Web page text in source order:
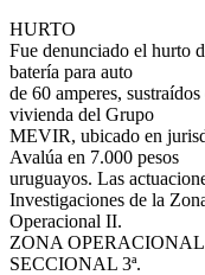
HURTO
Fue denunciado el hurto
batería para auto
de 60 amperes,
vivienda del Grupo
MEVIR, ubicado en
Avalúa en 7.000 pesos
uruguayos. Las
Investigaciones de la
Operacional II.
ZONA
SECCIONAL 3ª.